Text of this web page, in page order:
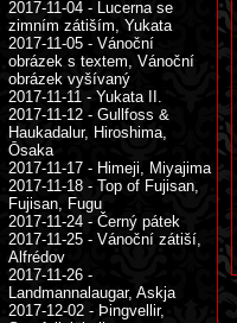
2017-11-04 - Lucerna se
zimním zátiším, Yukata
2017-11-05 - Vánoční
obrázek s textem, Vánoční
obrázek vyšívaný
2017-11-11 - Yukata II.
2017-11-12 - Gullfoss &
Haukadalur, Hiroshima,
Ōsaka
2017-11-17 - Himeji, Miyajima
2017-11-18 - Top of Fujisan,
Fujisan, Fugu
2017-11-24 - Černý pátek
2017-11-25 - Vánoční zátiší,
Alfrédov
2017-11-26 -
Landmannalaugar, Askja
2017-12-02 - Þingvellir,